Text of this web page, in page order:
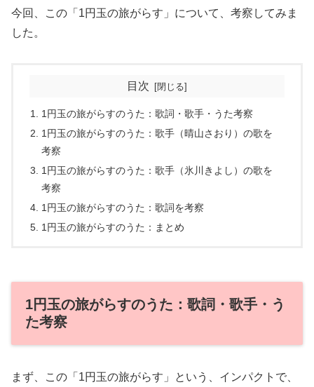
今回、この「1円玉の旅がらす」について、考察してみま
した。
目次
1円玉の旅がらすのうた：歌詞・歌手・うた考察
1円玉の旅がらすのうた：歌手（晴山さおり）の歌を
考察
1円玉の旅がらすのうた：歌手（氷川きよし）の歌を
考察
1円玉の旅がらすのうた：歌詞を考察
1円玉の旅がらすのうた：まとめ
1円玉の旅がらすのうた：歌詞・歌手・う
た考察
まず、この「1円玉の旅がらす」という、インパクトで、